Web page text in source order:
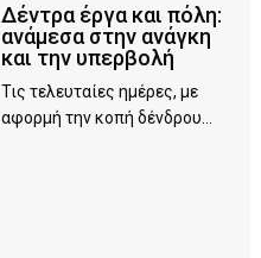
Δέντρα έργα και πόλη:
ανάμεσα στην ανάγκη
και την υπερβολή
Τις τελευταίες ημέρες, με
αφορμή την κοπή δένδρου...